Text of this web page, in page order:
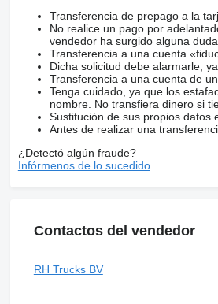
Transferencia de prepago a la
No realice un pago por
vendedor ha surgido alguna duda.
Transferencia a una cuenta
Dicha solicitud debe alarmarle,
Transferencia a una cuenta de
Tenga cuidado, ya que los
nombre. No transfiera dinero si
Sustitución de sus propios datos
Antes de realizar una
¿Detectó algún fraude?
Infórmenos de lo sucedido
Contactos del vendedor
RH Trucks BV